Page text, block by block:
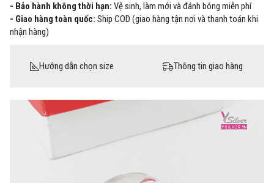
- Bảo hành không thời hạn: Vệ sinh, làm mới và đánh bóng miễn phí
- Giao hàng toàn quốc: Ship COD (giao hàng tận nơi và thanh toán khi
nhận hàng)
Hướng dẫn chọn size Thông tin giao hàng